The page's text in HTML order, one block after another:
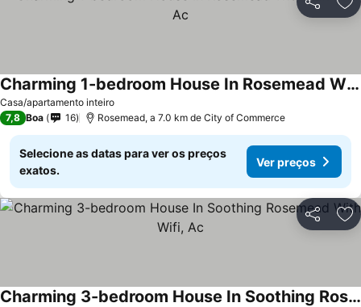
Partilhar
Casa/apartamento inteiro
Charming 1-bedroom House In Rosemead With Wifi And Ac
7,8 Boa 16 Rosemead, a 7.0 km de City of Commerce
Selecione as datas para ver os preços
exatos.
Ver preços
Partilhar
Charming 3-bedroom House In Soothing Rosemead With Wifi, Ac